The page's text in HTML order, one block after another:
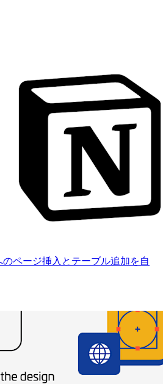
ページ挿入とテーブル追加を自